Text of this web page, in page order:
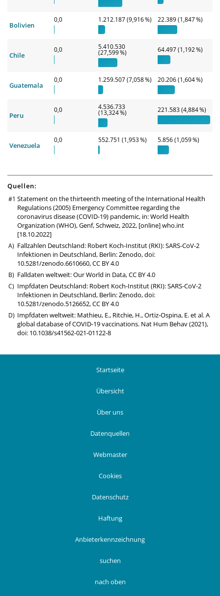
Bolivien
0,0 1.212.187 (9,916 %) 22.389 (1,847 %)
Chile
0,0 5.410.530
(27,599 %) 64.497 (1,192 %)
Guatemala
0,0 1.259.507 (7,058 %) 20.206 (1,604 %)
Peru
0,0 4.536.733
(13,324 %) 221.583 (4,884 %)
Venezuela
0,0 552.751 (1,953 %) 5.856 (1,059 %)
Quellen:
Statement on the thirteenth meeting of the International Health
Regulations (2005) Emergency Committee regarding the
coronavirus disease (COVID-19) pandemic, in: World Health
Organization (WHO), Genf, Schweiz, 2022, [online]who.int
[18.10.2022]
Fallzahlen Deutschland: Robert Koch-Institut (RKI): SARS-CoV-2
Infektionen in Deutschland, Berlin: Zenodo,doi:
10.5281/zenodo.6610660,CC BY 4.0
Falldaten weltweit:Our World in Data,CC BY 4.0
Impfdaten Deutschland: Robert Koch-Institut (RKI): SARS-CoV-2
Infektionen in Deutschland, Berlin: Zenodo,doi:
10.5281/zenodo.5126652,CC BY 4.0
Impfdaten weltweit: Mathieu, E., Ritchie, H., Ortiz-Ospina, E. et al. A
global database of COVID-19 vaccinations. Nat Hum Behav (2021),
doi: 10.1038/s41562-021-01122-8
Startseite
Übersicht
Über uns
Datenquellen
Webmaster
Cookies
Datenschutz
Haftung
Anbieterkennzeichnung
suchen
nach oben